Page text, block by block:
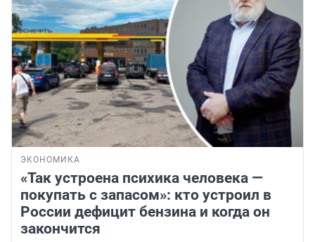
ЭКОНОМИКА
«Так устроена психика человека —
покупать с запасом»: кто устроил в
России дефицит бензина и когда он
закончится